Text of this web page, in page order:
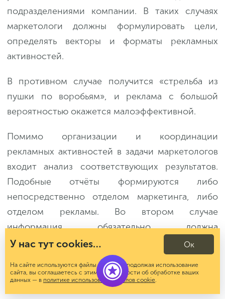
подразделениями компании. В таких случаях
маркетологи должны формулировать цели,
определять векторы и форматы рекламных
активностей.
В противном случае получится «стрельба из
пушки по воробьям», и реклама с большой
вероятностью окажется малоэффективной.
Помимо организации и координации
рекламных активностей в задачи маркетологов
входит анализ соответствующих результатов.
Подобные отчёты формируются либо
непосредственно отделом маркетинга, либо
отделом рекламы. Во втором случае
информация обязательно должна
дополнительно анализироваться
Промоушн
У нас тут cookies…
На сайте используются файлы cookies. Продолжая использование
сайта, вы соглашаетесь с этим. Подробности об обработке ваших
данных — в политике использования файлов cookie.
Ок